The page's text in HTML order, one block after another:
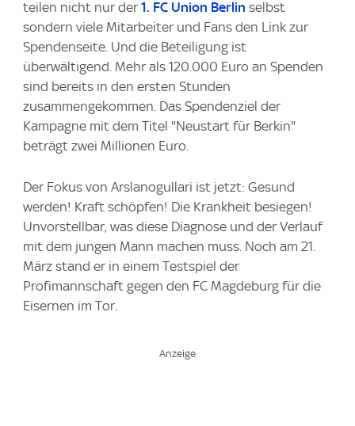
teilen nicht nur der 1. FC Union Berlin selbst
sondern viele Mitarbeiter und Fans den Link zur
Spendenseite. Und die Beteiligung ist
überwältigend. Mehr als 120.000 Euro an Spenden
sind bereits in den ersten Stunden
zusammengekommen. Das Spendenziel der
Kampagne mit dem Titel "Neustart für Berkin"
beträgt zwei Millionen Euro.
Der Fokus von Arslanogullari ist jetzt: Gesund
werden! Kraft schöpfen! Die Krankheit besiegen!
Unvorstellbar, was diese Diagnose und der Verlauf
mit dem jungen Mann machen muss. Noch am 21.
März stand er in einem Testspiel der
Profimannschaft gegen den FC Magdeburg für die
Eisernen im Tor.